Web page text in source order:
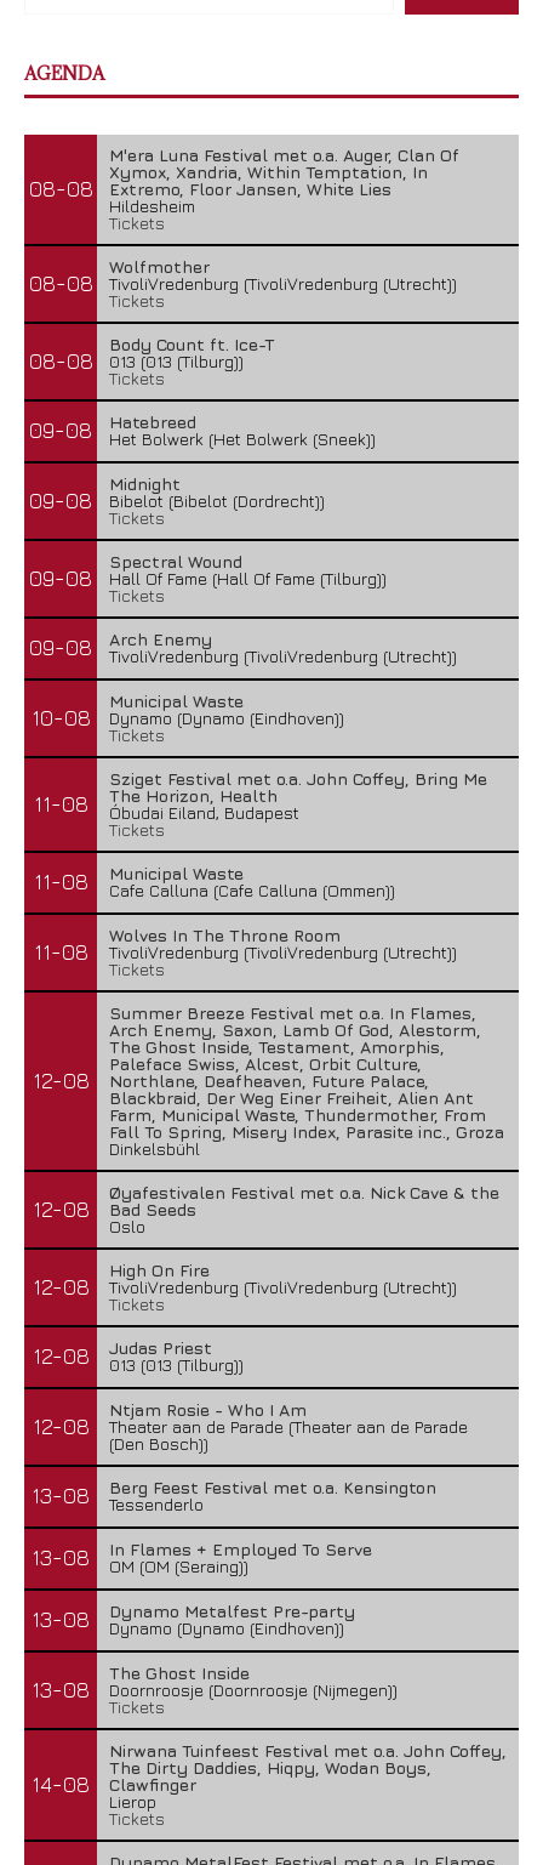
AGENDA
08-08
M'era Luna Festival met o.a. Auger, Clan Of
Xymox, Xandria, Within Temptation, In
Extremo, Floor Jansen, White Lies
Hildesheim
Tickets
08-08
Wolfmother
TivoliVredenburg (TivoliVredenburg (Utrecht))
Tickets
08-08
Body Count ft. Ice-T
013 (013 (Tilburg))
Tickets
09-08
Hatebreed
Het Bolwerk (Het Bolwerk (Sneek))
09-08
Midnight
Bibelot (Bibelot (Dordrecht))
Tickets
09-08
Spectral Wound
Hall Of Fame (Hall Of Fame (Tilburg))
Tickets
09-08
Arch Enemy
TivoliVredenburg (TivoliVredenburg (Utrecht))
10-08
Municipal Waste
Dynamo (Dynamo (Eindhoven))
Tickets
11-08
Sziget Festival met o.a. John Coffey, Bring Me
The Horizon, Health
Óbudai Eiland, Budapest
Tickets
11-08
Municipal Waste
Cafe Calluna (Cafe Calluna (Ommen))
11-08
Wolves In The Throne Room
TivoliVredenburg (TivoliVredenburg (Utrecht))
Tickets
12-08
Summer Breeze Festival met o.a. In Flames,
Arch Enemy, Saxon, Lamb Of God, Alestorm,
The Ghost Inside, Testament, Amorphis,
Paleface Swiss, Alcest, Orbit Culture,
Northlane, Deafheaven, Future Palace,
Blackbraid, Der Weg Einer Freiheit, Alien Ant
Farm, Municipal Waste, Thundermother, From
Fall To Spring, Misery Index, Parasite inc., Groza
Dinkelsbühl
12-08
Øyafestivalen Festival met o.a. Nick Cave & the
Bad Seeds
Oslo
12-08
High On Fire
TivoliVredenburg (TivoliVredenburg (Utrecht))
Tickets
12-08
Judas Priest
013 (013 (Tilburg))
12-08
Ntjam Rosie - Who I Am
Theater aan de Parade (Theater aan de Parade
(Den Bosch))
13-08
Berg Feest Festival met o.a. Kensington
Tessenderlo
13-08
In Flames + Employed To Serve
OM (OM (Seraing))
13-08
Dynamo Metalfest Pre-party
Dynamo (Dynamo (Eindhoven))
13-08
The Ghost Inside
Doornroosje (Doornroosje (Nijmegen))
Tickets
14-08
Nirwana Tuinfeest Festival met o.a. John Coffey,
The Dirty Daddies, Hiqpy, Wodan Boys,
Clawfinger
Lierop
Tickets